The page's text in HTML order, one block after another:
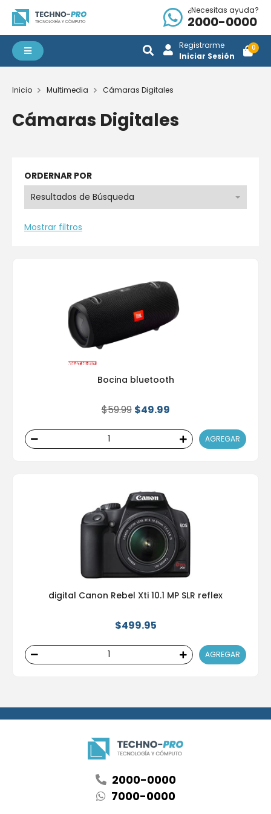
¿Necesitas ayuda?
2000-0000
Registrarme
Iniciar Sesión
0
Inicio Multimedia Cámaras Digitales
Cámaras Digitales
ORDERNAR POR
Mostrar filtros
Bocina bluetooth
$59.99 $49.99
AGREGAR
digital Canon Rebel Xti 10.1 MP SLR reflex
$499.95
AGREGAR
2000-0000
7000-0000